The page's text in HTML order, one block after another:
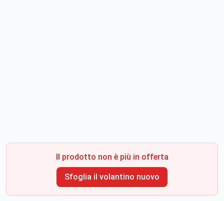
Il prodotto non è più in offerta
Sfoglia il volantino nuovo